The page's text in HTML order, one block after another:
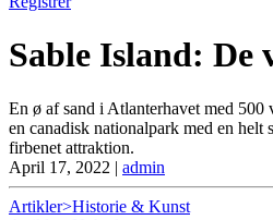
Sable Island: De
En ø af sand i Atlanterhavet med 500
en canadisk nationalpark med en helt
firbenet attraktion.
April 17, 2022 | admin
Artikler>Historie & Kunst